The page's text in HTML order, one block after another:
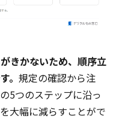
きかないため、順序立
。規定の確認から注
5つのステップに沿っ
大幅に減らすことがで